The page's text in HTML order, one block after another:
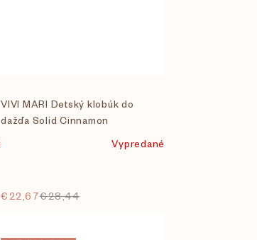
VIVI MARI Detský klobúk do
dažďa Solid Cinnamon
Vypredané
€22,67€28,44